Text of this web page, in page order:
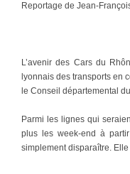
Reportage de Jean-
L’avenir des Cars du
lyonnais des transports en
le Conseil départemental
Parmi les lignes qui
plus les week-end à
simplement disparaître.